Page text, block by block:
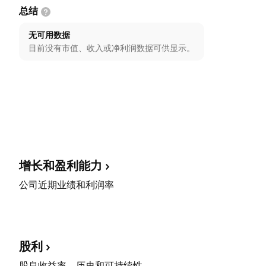
总结
无可用数据
目前没有市值、收入或净利润数据可供显示。
增长和盈利能力
公司近期业绩和利润率
股利